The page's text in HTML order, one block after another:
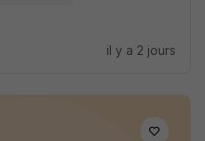
il y a 2 jours